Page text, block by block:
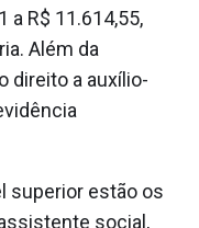
a R$ 11.614,55,
Além da
direito a auxílio-
superior estão os
social,